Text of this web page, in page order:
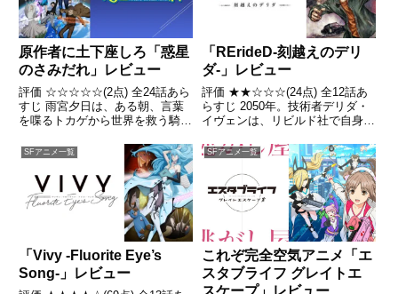
原作者に土下座しろ「惑星
のさみだれ」レビュー
評価 ☆☆☆☆☆(2点) 全24話あら
すじ 雨宮夕日は、ある朝、言葉
を喋るトカゲから世界を救う騎士
られる引用- Wikipedia
「RErideD-刻越えのデリ
ダ-」レビュー
評価 ★★☆☆☆(24点) 全12話あ
らすじ 2050年。技術者デリダ・
イヴェンは、リビルド社で自身が
グがあることに気付く引用-
Wikipedia
SFアニメ一覧
「Vivy -Fluorite Eye’s
Song-」レビュー
SFアニメ一覧
これぞ完全空気アニメ「エ
スタブライフ グレイトエ